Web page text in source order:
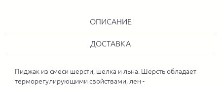
ОПИСАНИЕ
ДОСТАВКА
Пиджак из смеси шерсти, шелка и льна. Шерсть обладает
терморегулирующими свойствами, лен -